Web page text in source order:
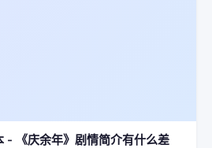
- 《庆余年》剧情简介有什么差